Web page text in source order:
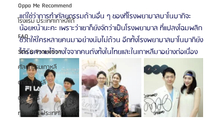
Oppa Me Recommend
โรงแรม ประเทศเกาหลีใต้
FAQ
Skin & Promotion
ศัลยกรรมเกาหลี
ดาราเกาหลี
ดาราไทย
ท่องเที่ยว ประเทศเกาหลีใต้
แต่ใช่ว่าการทำศัลยกรรมด้านอื่น ๆ ของที่โรงพยาบาลบาโนบากิจะ
น้อยหน้านะคะ เพราะว่าเขาก็ยังจัดว่าเป็นโรงพยาบาล ที่แปลงโฉมพลิก
ชีวิตให้ใครหลายคนมาอย่างนับไม่ถ้วน อีกทั้งโรงพยาบาลบาโนบากิยัง
ได้รับความไว้วางใจจากคนดังทั้งในไทยและในเกาหลีมาอย่างต่อเนื่อง